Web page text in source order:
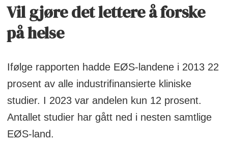
Vil gjøre det lettere å forske
på helse
Ifølge rapporten hadde EØS-landene i 2013 22
prosent av alle industrifinansierte kliniske
studier. I 2023 var andelen kun 12 prosent.
Antallet studier har gått ned i nesten samtlige
EØS-land.